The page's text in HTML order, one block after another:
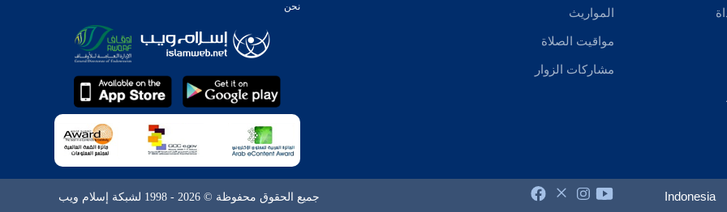
المواريث
مواقيت الصلاة
مشاركات الزوار
نحن
Indonesia جميع الحقوق محفوظة © 2026 - 1998 لشبكة إسلام ويب